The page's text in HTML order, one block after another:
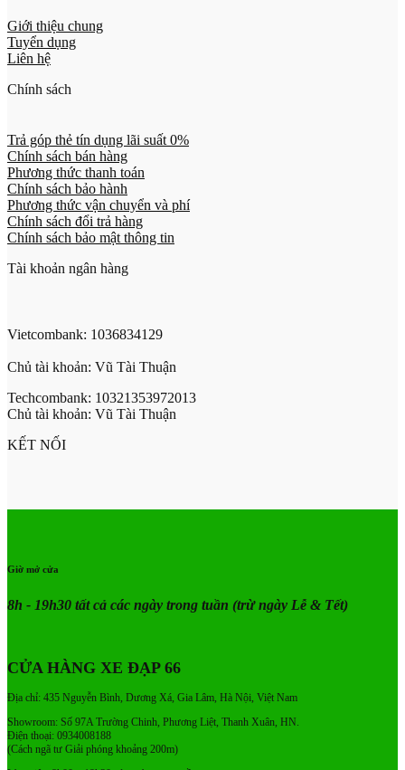
Giới thiệu chung
Tuyển dụng
Liên hệ
Chính sách
Trả góp thẻ tín dụng lãi suất 0%
Chính sách bán hàng
Phương thức thanh toán
Chính sách bảo hành
Phương thức vận chuyển và phí
Chính sách đổi trả hàng
Chính sách bảo mật thông tin
Tài khoản ngân hàng
Vietcombank: 1036834129
Chủ tài khoản: Vũ Tài Thuận
Techcombank: 10321353972013
Chủ tài khoản: Vũ Tài Thuận
KẾT NỐI
Giờ mở cửa
8h - 19h30 tất cả các ngày trong tuần (trừ ngày Lễ & Tết)
CỬA HÀNG XE ĐẠP 66
Địa chỉ: 435 Nguyễn Bình, Dương Xá, Gia Lâm, Hà Nội, Việt Nam
Showroom: Số 97A Trường Chinh, Phương Liệt, Thanh Xuân, HN.
Điện thoại: 0934008188
(Cách ngã tư Giải phóng khoảng 200m)